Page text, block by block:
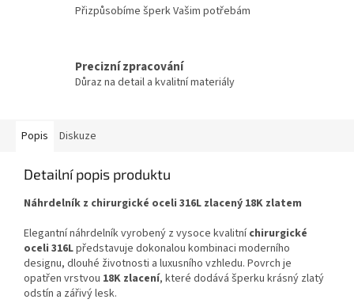
Přizpůsobíme šperk Vašim potřebám
Precizní zpracování
Důraz na detail a kvalitní materiály
Popis Diskuze
Detailní popis produktu
Náhrdelník z chirurgické oceli 316L zlacený 18K zlatem
Elegantní náhrdelník vyrobený z vysoce kvalitníchirurgické
oceli 316Lpředstavuje dokonalou kombinaci moderního
designu, dlouhé životnosti a luxusního vzhledu. Povrch je
opatřen vrstvou 18K zlacení, které dodává šperku krásný zlatý
odstín a zářivý lesk.